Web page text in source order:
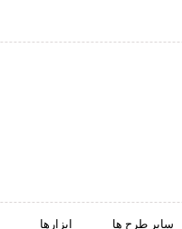
سایر طرح ها ابزارها